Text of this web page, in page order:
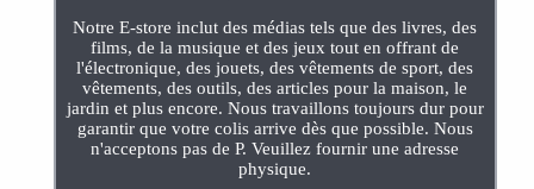
Notre E-store inclut des médias tels que des livres, des
films, de la musique et des jeux tout en offrant de
l'électronique, des jouets, des vêtements de sport, des
vêtements, des outils, des articles pour la maison, le
jardin et plus encore. Nous travaillons toujours dur pour
garantir que votre colis arrive dès que possible. Nous
n'acceptons pas de P. Veuillez fournir une adresse
physique.